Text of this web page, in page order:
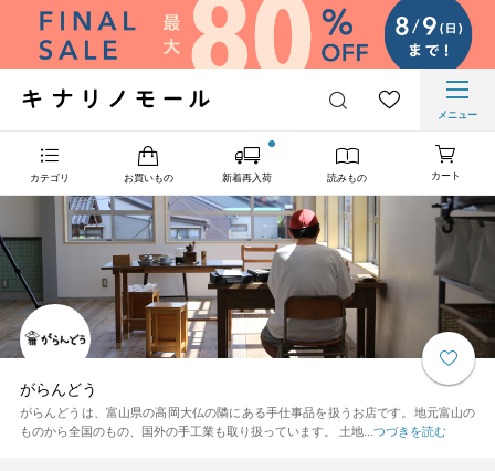
メニュー
カテゴリ お買いもの 新着再入荷 読みもの カート
がらんどう
がらんどうは、富山県の高岡大仏の隣にある手仕事品を扱うお店です。地元富山の
ものから全国のもの、国外の手工業も取り扱っています。 土地... つづきを読む